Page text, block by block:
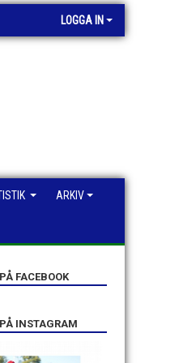
LOGGA IN
ARKIV
FACEBOOK
INSTAGRAM